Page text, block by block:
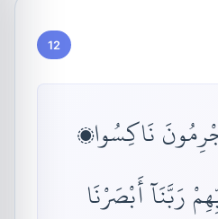
12
نَاكِسُوا۟
رَبَّنَآ أَبْصَرْنَا